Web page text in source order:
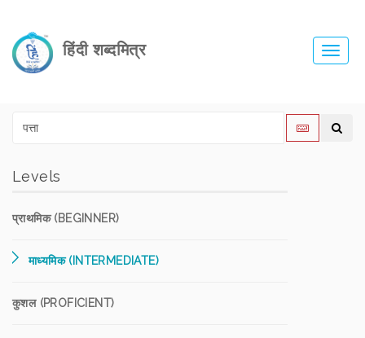
हिंदी शब्दमित्र
Levels
प्राथमिक (BEGINNER)
माध्यमिक (INTERMEDIATE)
कुशल (PROFICIENT)